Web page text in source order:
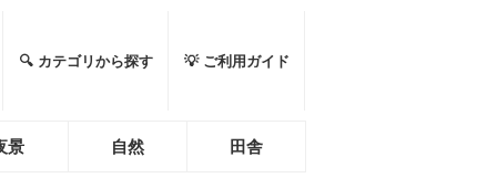
🔍 カテゴリから探す 💡 ご利用ガイド
景 自然 田舎